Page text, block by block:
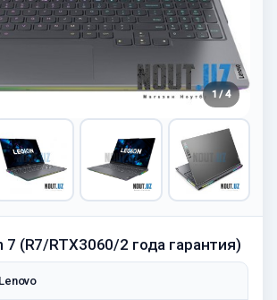
1 / 4
7 (R7/RTX3060/2 года гарантия)
Lenovo